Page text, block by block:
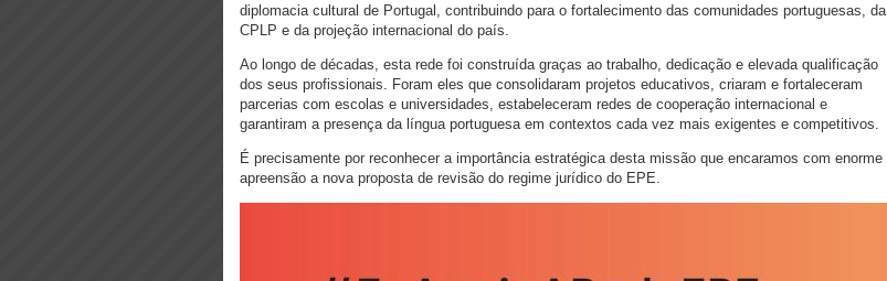
diplomacia cultural de Portugal, contribuindo para o fortalecimento das comunidades portuguesas, da
CPLP e da projeção internacional do país.
Ao longo de décadas, esta rede foi construída graças ao trabalho, dedicação e elevada qualificação
dos seus profissionais. Foram eles que consolidaram projetos educativos, criaram e fortaleceram
parcerias com escolas e universidades, estabeleceram redes de cooperação internacional e
garantiram a presença da língua portuguesa em contextos cada vez mais exigentes e competitivos.
É precisamente por reconhecer a importância estratégica desta missão que encaramos com enorme
apreensão a nova proposta de revisão do regime jurídico do EPE.